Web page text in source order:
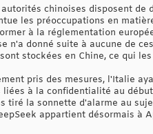
chinoises disposent
les préoccupations en
à la réglementation
n'a donné suite à aucune de
stockées en Chine, ce qui
pris des mesures, l'Italie
à la confidentialité au
tiré la sonnette d'alarme au
appartient désormais à